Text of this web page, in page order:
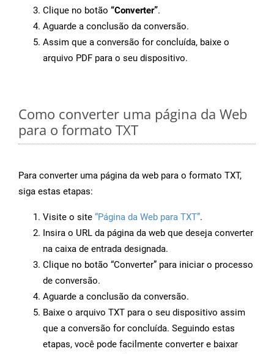
Clique no botão “Converter”.
Aguarde a conclusão da conversão.
Assim que a conversão for concluída, baixe o
arquivo PDF para o seu dispositivo.
Como converter uma página da Web
para o formato TXT
Para converter uma página da web para o formato TXT,
siga estas etapas:
Visite o site “Página da Web para TXT”.
Insira o URL da página da web que deseja converter
na caixa de entrada designada.
Clique no botão “Converter” para iniciar o processo
de conversão.
Aguarde a conclusão da conversão.
Baixe o arquivo TXT para o seu dispositivo assim
que a conversão for concluída. Seguindo estas
etapas, você pode facilmente converter e baixar